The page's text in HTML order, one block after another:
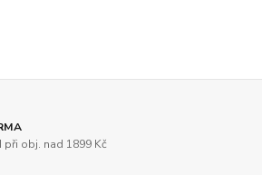
při obj. nad 1899 Kč